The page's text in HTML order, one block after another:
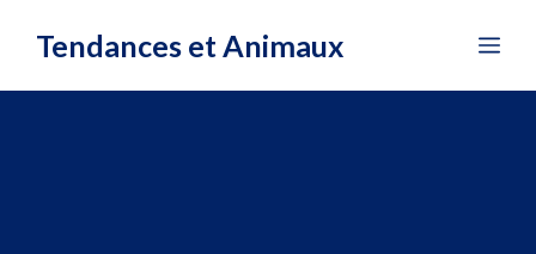
Tendances et Animaux